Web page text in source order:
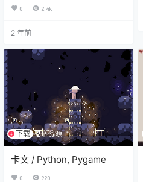
0 2.4k
2 年前
下载 2个资源
卡文 / Python, Pygame
0 920